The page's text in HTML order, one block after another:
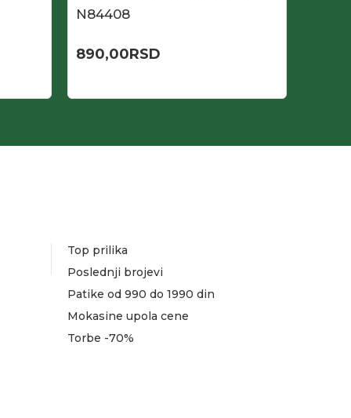
N84408
890,00RSD
Top prilika
Poslednji brojevi
Patike od 990 do 1990 din
Mokasine upola cene
Torbe -70%